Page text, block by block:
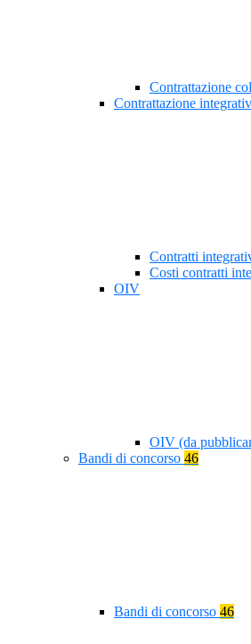
Contrattazione
Contrattazione
Contratti
Costi contratti
OIV
OIV (da
Bandi di concorso 46
Bandi di concorso 46